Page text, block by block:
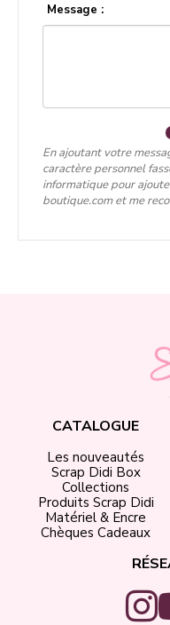
Message :
En ajoutant votre
caractère personnel
informatique pour
boutique.com et me
CATALOGUE
Les nouveautés
Scrap Didi Box
Collections
Produits Scrap Didi
Matériel & Encre
Chèques Cadeaux